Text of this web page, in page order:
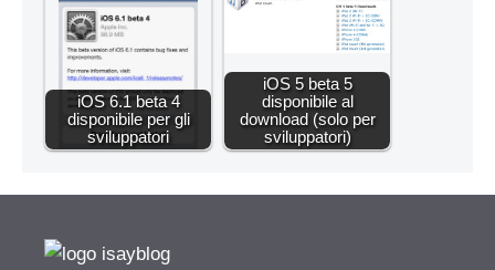
iOS 6.1 beta 4
disponibile per gli
sviluppatori
iOS 5 beta 5
disponibile al
download (solo per
sviluppatori)